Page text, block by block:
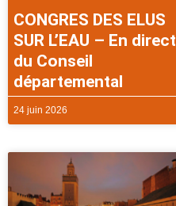
CONGRES DES ELUS
SUR L’EAU – En direct
du Conseil
départemental
24 juin 2026